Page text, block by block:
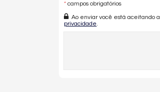
* campos obrigatórios
Ao enviar você está aceitando a
privacidade